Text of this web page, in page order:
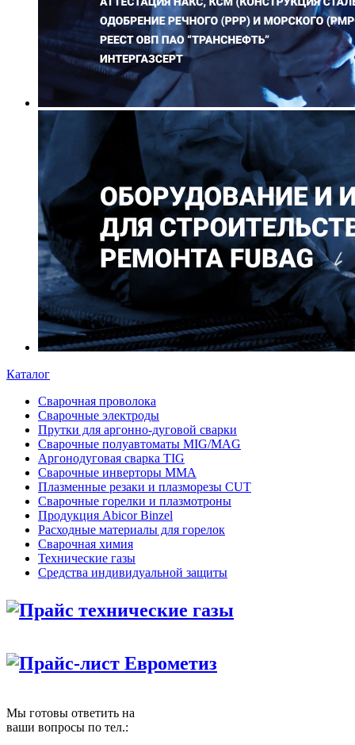
Каталог
Сварочная проволока
Сварочные электроды
Прутки для аргонно-дуговой сварки
Сварочные полуавтоматы MIG/MAG
Аргонодуговая сварка TIG
Сварочные инверторы MMA
Плазменные резаки и плазморезы CUT
Сварочные горелки и плазмотроны
Продукция Abicor Binzel
Расходные материалы для горелок
Сварочная химия
Технические газы
Средства индивидуальной защиты
Прайс технические газы
Прайс-лист Еврометиз
Мы готовы ответить на
ваши вопросы по тел.: